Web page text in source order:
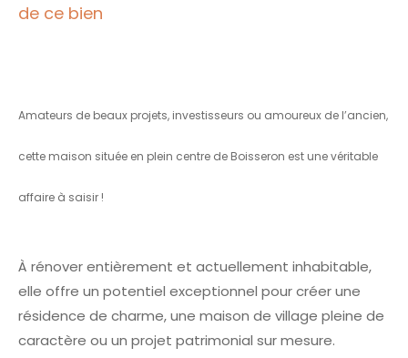
de ce bien
Amateurs de beaux projets, investisseurs ou amoureux de l’ancien,
cette maison située en plein centre de Boisseron est une véritable
affaire à saisir !
À rénover entièrement et actuellement inhabitable,
elle offre un potentiel exceptionnel pour créer une
résidence de charme, une maison de village pleine de
caractère ou un projet patrimonial sur mesure.